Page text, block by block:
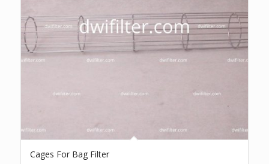
Cages For Bag Filter